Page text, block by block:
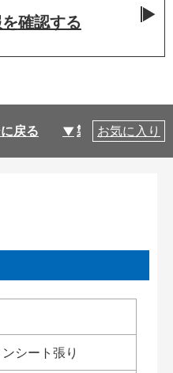
確認する
戻る 製品仕様
お気に入り
シート張り